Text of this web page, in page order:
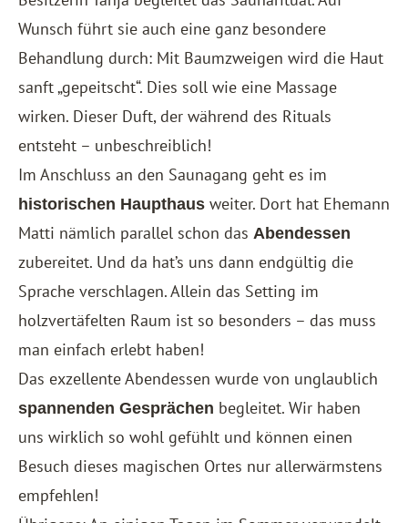
Wunsch führt sie auch eine ganz besondere
Behandlung durch: Mit Baumzweigen wird die Haut
sanft „gepeitscht“. Dies soll wie eine Massage
wirken. Dieser Duft, der während des Rituals
entsteht – unbeschreiblich!
Im Anschluss an den Saunagang geht es im
historischen Haupthaus weiter. Dort hat Ehemann
Matti nämlich parallel schon das Abendessen
zubereitet. Und da hat’s uns dann endgültig die
Sprache verschlagen. Allein das Setting im
holzvertäfelten Raum ist so besonders – das muss
man einfach erlebt haben!
Das exzellente Abendessen wurde von unglaublich
spannenden Gesprächen begleitet. Wir haben
uns wirklich so wohl gefühlt und können einen
Besuch dieses magischen Ortes nur allerwärmstens
empfehlen!